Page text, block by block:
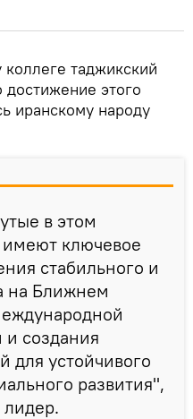
таджикский
достижение этого
иранскому народу
в этом
имеют ключевое
стабильного и
на Ближнем
и создания
для устойчивого
развития",